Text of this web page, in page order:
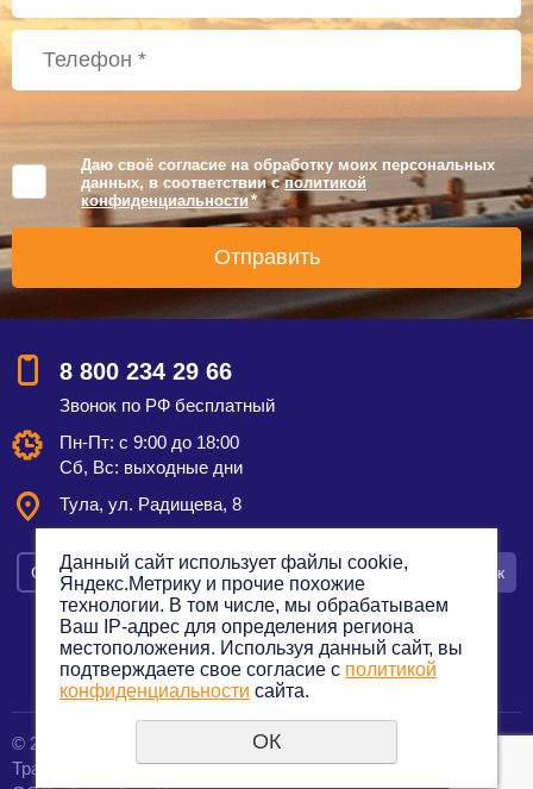
Даю своё согласие на обработку моих персональных
данных, в соответствии сполитикой
конфиденциальности *
8 800 234 29 66
Звонок по РФ бесплатный
Пн-Пт: с 9:00 до 18:00
Сб, Вс: выходные дни
Тула, ул. Радищева, 8
Смотреть на карте Оставить заявку Заказать звонок
Политика конфиденциальности
© 2012—2023. Все права защищены.
Транспортная компания по грузоперевозкам
Данный сайт использует файлы cookie,
Яндекс.Метрику и прочие похожие
технологии. В том числе, мы обрабатываем
Ваш IP-адрес для определения региона
местоположения. Используя данный сайт, вы
подтверждаете свое согласие с политикой
конфиденциальности сайта.
ОК